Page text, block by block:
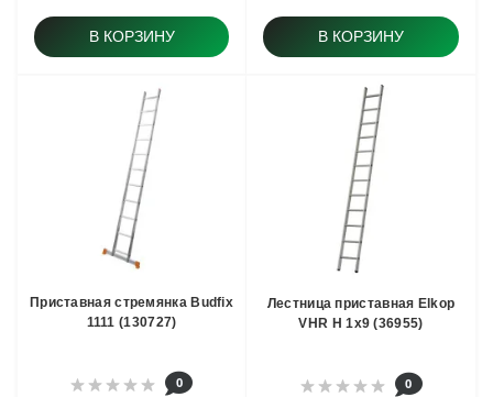
В КОРЗИНУ В КОРЗИНУ
Приставная стремянка Budfix
1111 (130727)
0
Лестница приставная Elkop
VHR H 1x9 (36955)
0